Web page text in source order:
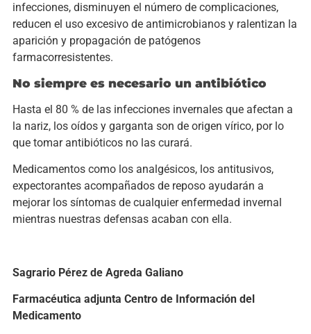
infecciones, disminuyen el número de complicaciones,
reducen el uso excesivo de antimicrobianos y ralentizan la
aparición y propagación de patógenos
farmacorresistentes.
No siempre es necesario un antibiótico
Hasta el 80 % de las infecciones invernales que afectan a
la nariz, los oídos y garganta son de origen vírico, por lo
que tomar antibióticos no las curará.
Medicamentos como los analgésicos, los antitusivos,
expectorantes acompañados de reposo ayudarán a
mejorar los síntomas de cualquier enfermedad invernal
mientras nuestras defensas acaban con ella.
Sagrario Pérez de Agreda Galiano
Farmacéutica adjunta Centro de Información del
Medicamento